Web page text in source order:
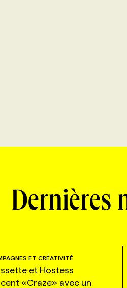
Dernières
ET CRÉATIVITÉ
et Hostess
«Craze» avec un